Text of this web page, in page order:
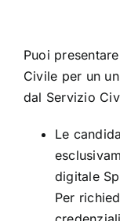
Puoi
Civile per un
dal Servizio
Le
digitale
Per